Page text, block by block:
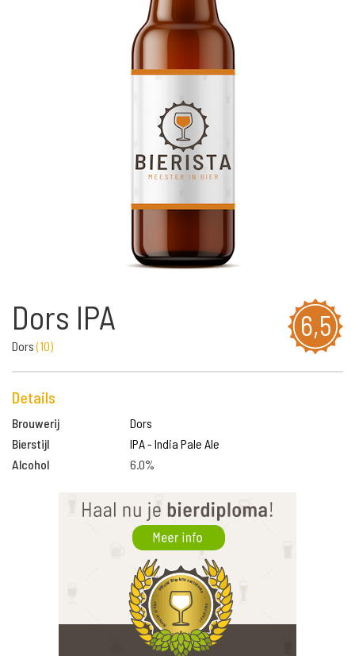
6,5
Dors IPA
Dors(10)
Details
Brouwerij
Dors
Bierstijl
IPA - India Pale Ale
Alcohol
6.0%